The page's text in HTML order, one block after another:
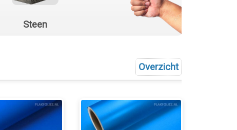
Steen
Overzicht